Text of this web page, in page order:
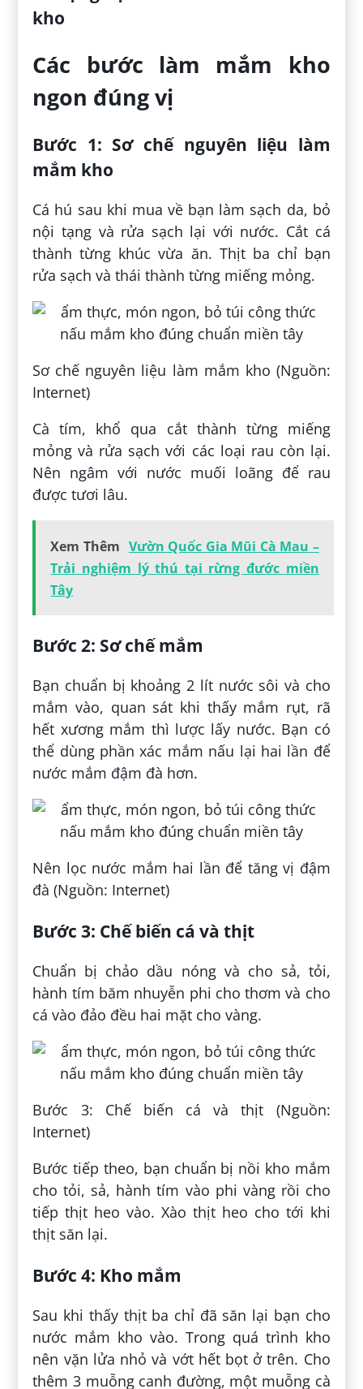
kho
Các bước làm mắm kho
ngon đúng vị
Bước 1: Sơ chế nguyên liệu làm
mắm kho
Cá hú sau khi mua về bạn làm sạch da, bỏ
nội tạng và rửa sạch lại với nước. Cắt cá
thành từng khúc vừa ăn. Thịt ba chỉ bạn
rửa sạch và thái thành từng miếng mỏng.
Sơ chế nguyên liệu làm mắm kho (Nguồn:
Internet)
Cà tím, khổ qua cắt thành từng miếng
mỏng và rửa sạch với các loại rau còn lại.
Nên ngâm với nước muối loãng để rau
được tươi lâu.
Xem Thêm Vườn Quốc Gia Mũi Cà Mau –
Trải nghiệm lý thú tại rừng đước miền
Tây
Bước 2: Sơ chế mắm
Bạn chuẩn bị khoảng 2 lít nước sôi và cho
mắm vào, quan sát khi thấy mắm rụt, rã
hết xương mắm thì lược lấy nước. Bạn có
thể dùng phần xác mắm nấu lại hai lần để
nước mắm đậm đà hơn.
Nên lọc nước mắm hai lần để tăng vị đậm
đà (Nguồn: Internet)
Bước 3: Chế biến cá và thịt
Chuẩn bị chảo dầu nóng và cho sả, tỏi,
hành tím băm nhuyễn phi cho thơm và cho
cá vào đảo đều hai mặt cho vàng.
Bước 3: Chế biến cá và thịt (Nguồn:
Internet)
Bước tiếp theo, bạn chuẩn bị nồi kho mắm
cho tỏi, sả, hành tím vào phi vàng rồi cho
tiếp thịt heo vào. Xào thịt heo cho tới khi
thịt săn lại.
Bước 4: Kho mắm
Sau khi thấy thịt ba chỉ đã săn lại bạn cho
nước mắm kho vào. Trong quá trình kho
nên vặn lửa nhỏ và vớt hết bọt ở trên. Cho
thêm 3 muỗng canh đường, một muỗng cà